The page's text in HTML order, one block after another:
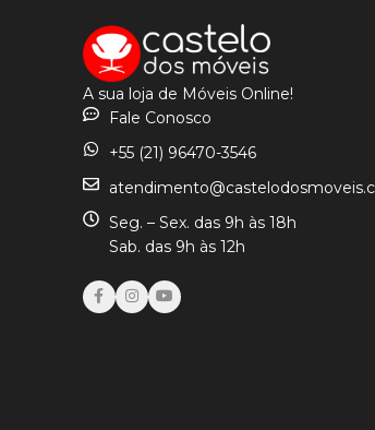
A sua loja de Móveis Online!
Fale Conosco
+55 (21) 96470-3546
Seg. – Sex. das 9h às 18h
Sab. das 9h às 12h